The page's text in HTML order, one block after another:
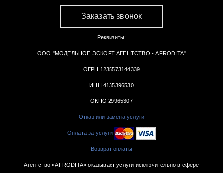
Заказать звонок
Реквизиты:
ООО "МОДЕЛЬНОЕ ЭСКОРТ АГЕНТСТВО - AFRODITA"
ОГРН 1235573144339
ИНН 4135396530
ОКПО 29965307
Отказ или замена услуги
Оплата за услуги
Возврат оплаты
Агентство «AFRODITA» оказывает услуги исключительно в сфере